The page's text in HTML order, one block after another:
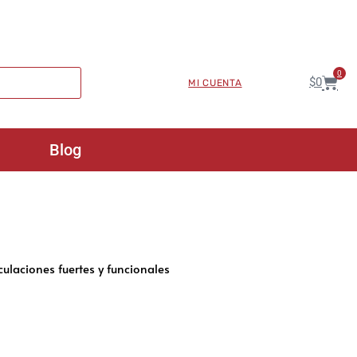
MI CUENTA $0
0
Blog
fuertes y funcionales